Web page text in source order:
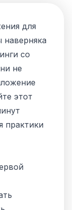
для
наверняка
со
не
этот
практики